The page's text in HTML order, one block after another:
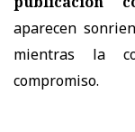
aparecen
mientras la
compromiso.